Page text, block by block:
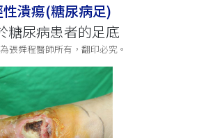
潰瘍(糖尿病足)
糖尿病患者的足底
張舜程醫師所有，翻印必究。